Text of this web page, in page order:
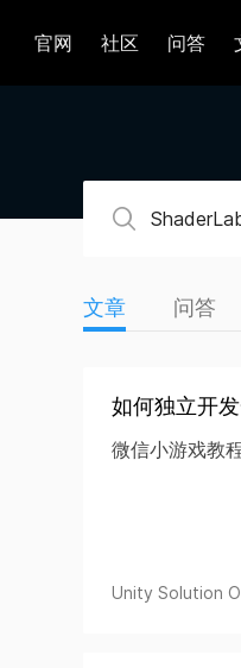
官网 社区 问答
文章 问答
如何独立开
微信小游戏教
Unity Solution